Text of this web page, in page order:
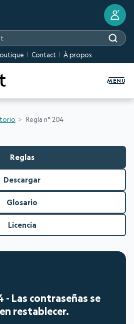
Contact À propos
?
MENU
Regla n° 204
Reglas
Descargar
Glosario
Licencia
- Las contraseñas se
restablecer.